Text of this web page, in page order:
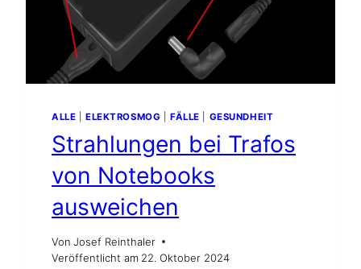
ALLE ELEKTROSMOG FÄLLE GESUNDHEIT
Strahlungen bei Trafos
von Notebooks
ausweichen
Von Josef Reinthaler
Veröffentlicht am 22. Oktober 2024